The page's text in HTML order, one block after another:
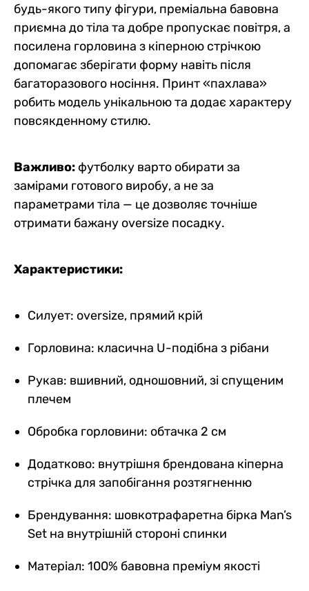
будь-якого типу фігури, преміальна бавовна
приємна до тіла та добре пропускає повітря, а
посилена горловина з кіперною стрічкою
допомагає зберігати форму навіть після
багаторазового носіння. Принт «пахлава»
робить модель унікальною та додає характеру
повсякденному стилю.
Важливо: футболку варто обирати за
замірами готового виробу, а не за
параметрами тіла — це дозволяє точніше
отримати бажану oversize посадку.
Характеристики:
Силует: oversize, прямий крій
Горловина: класична U-подібна з рібани
Рукав: вшивний, одношовний, зі спущеним
плечем
Обробка горловини: обтачка 2 см
Додатково: внутрішня брендована кіперна
стрічка для запобігання розтягненню
Брендування: шовкотрафаретна бірка Man’s
Set на внутрішній стороні спинки
Матеріал: 100% бавовна преміум якості